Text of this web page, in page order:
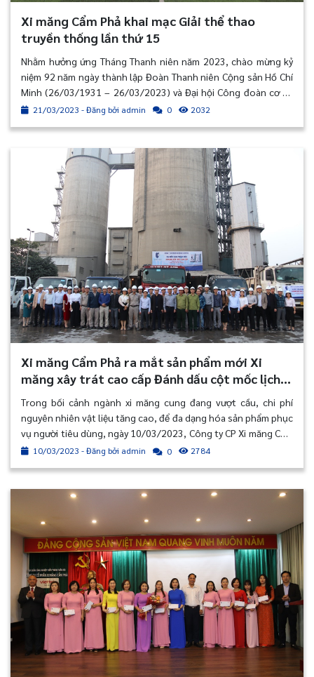
Xi măng Cẩm Phả khai mạc Giải thể thao
truyền thống lần thứ 15
Nhằm hưởng ứng Tháng Thanh niên năm 2023, chào mừng kỷ
niệm 92 năm ngày thành lập Đoàn Thanh niên Cộng sản Hồ Chí
Minh (26/03/1931 – 26/03/2023) và Đại hội Công đoàn cơ sở
nhiệm kỳ 2023 – 2028, được sự ủng hộ của Đảng ủy, Ban Lãnh
đã tổ chức Lễ khai mạc Giải thể thao truyền thống Công ty lần
thứ 15 tại sân bóng Công ty.
21/03/2023 - Đăng bởi admin 0 2032
Xi măng Cẩm Phả ra mắt sản phẩm mới Xi
măng xây trát cao cấp Đánh dấu cột mốc lịch
sử cho bước tiến Sản xuất xanh
Trong bối cảnh ngành xi măng cung đang vượt cầu, chi phí
nguyên nhiên vật liệu tăng cao, để đa dạng hóa sản phẩm phục
vụ người tiêu dùng, ngày 10/03/2023, Công ty CP Xi măng Cẩm
Phả tổ chức lễ ra mắt sản phẩm mới “Xi măng xây trát cao cấp”.
đơn vị và Trưởng các Tổ chức quần chúng trong Công ty.
10/03/2023 - Đăng bởi admin 0 2784